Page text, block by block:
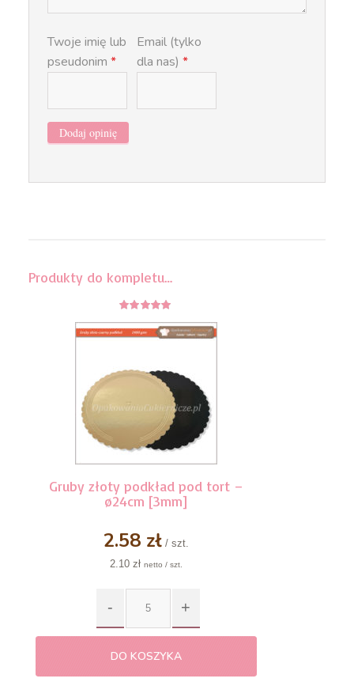
Twoje imię lub
pseudonim *
Email (tylko
dla nas)*
Produkty do kompletu…
5z 5
Gruby złoty podkład pod tort –
ø24cm [3mm]
2.58 zł/ szt.
2.10 zł netto / szt.
DO KOSZYKA